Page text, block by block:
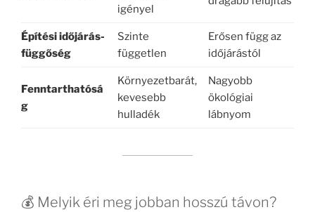
igényel
Építési időjárás-
függőség
Szinte
független
Erősen függ az
időjárástól
Fenntarthatósá
g
Környezetbarát,
kevesebb
hulladék
Nagyobb
ökológiai
lábnyom
💰 Melyik éri meg jobban hosszú távon?